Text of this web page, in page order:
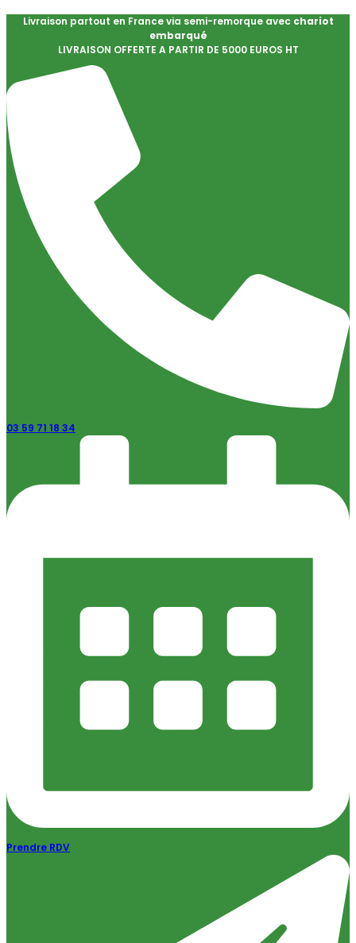
Livraison partout en France via semi-remorque avec chariot
embarqué
LIVRAISON OFFERTE A PARTIR DE 5000 EUROS HT
03 59 71 18 34
Prendre RDV